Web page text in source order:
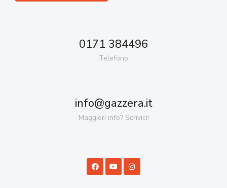
0171 384496
Telefono
info@gazzera.it
Maggiori info? Scrivici!